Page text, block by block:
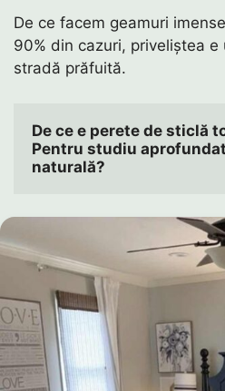
De ce facem geamuri
90% din cazuri, priveliștea
stradă prăfuită.
De ce e perete de sticlă
Pentru studiu
naturală?